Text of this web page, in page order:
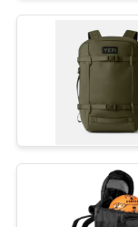
โรงงาน
ควบคุม
กล่อ